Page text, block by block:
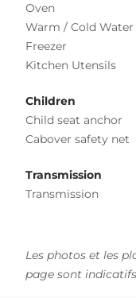
Oven
Warm / Cold Water
Freezer
Kitchen Utensils
Children
Child seat anchor
Cabover safety net
Transmission
Transmission
Les photos et les
page sont